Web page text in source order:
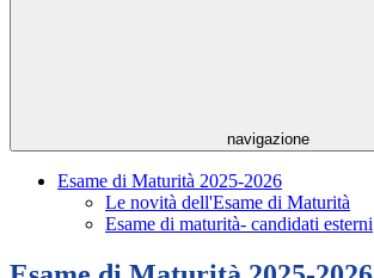
navigazione
Esame di Maturità 2025-2026
Le novità dell'Esame di Maturità
Esame di maturità- candidati esterni